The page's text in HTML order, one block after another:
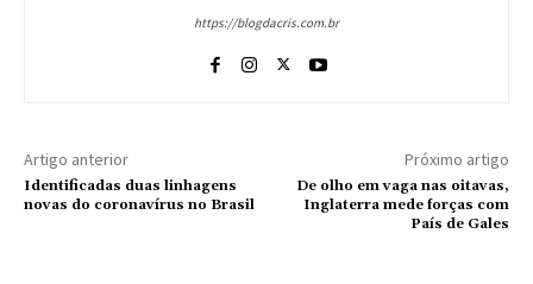
https://blogdacris.com.br
Artigo anterior
Identificadas duas linhagens
novas do coronavírus no Brasil
Próximo artigo
De olho em vaga nas oitavas,
Inglaterra mede forças com
País de Gales